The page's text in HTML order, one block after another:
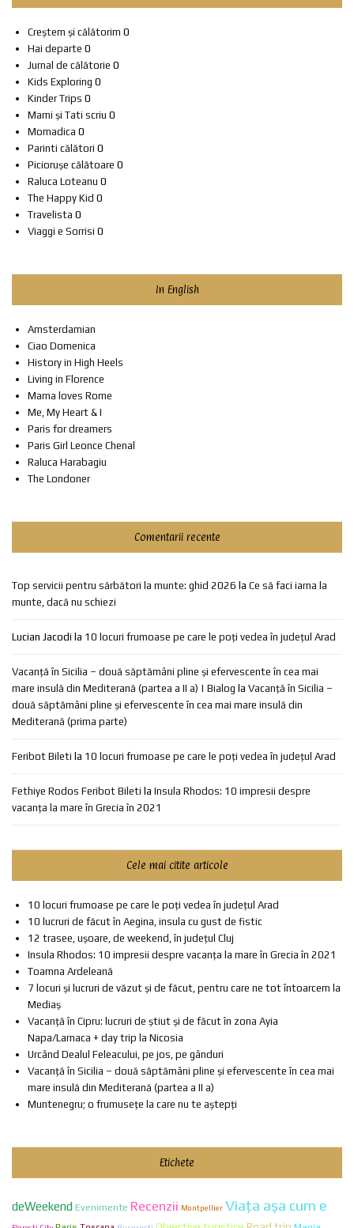
Creștem și călătorim 0
Hai departe 0
Jurnal de călătorie 0
Kids Exploring 0
Kinder Trips 0
Mami și Tati scriu 0
Momadica 0
Parinti călători 0
Piciorușe călătoare 0
Raluca Loteanu 0
The Happy Kid 0
Travelista 0
Viaggi e Sorrisi 0
In English
Amsterdamian
Ciao Domenica
History in High Heels
Living in Florence
Mama loves Rome
Me, My Heart & I
Paris for dreamers
Paris Girl Leonce Chenal
Raluca Harabagiu
The Londoner
Comentarii recente
Top servicii pentru sărbători la munte: ghid 2026 la Ce să faci iarna la
munte, dacă nu schiezi
Lucian Jacodi la 10 locuri frumoase pe care le poți vedea în județul Arad
Vacanță în Sicilia – două săptămâni pline și efervescente în cea mai
mare insulă din Mediterană (partea a II a) | Bialog la Vacanță în Sicilia –
două săptămâni pline și efervescente în cea mai mare insulă din
Mediterană (prima parte)
Feribot Bileti la 10 locuri frumoase pe care le poți vedea în județul Arad
Fethiye Rodos Feribot Bileti la Insula Rhodos: 10 impresii despre
vacanța la mare în Grecia în 2021
Cele mai citite articole
10 locuri frumoase pe care le poți vedea în județul Arad
10 lucruri de făcut în Aegina, insula cu gust de fistic
12 trasee, ușoare, de weekend, în județul Cluj
Insula Rhodos: 10 impresii despre vacanța la mare în Grecia în 2021
Toamna Ardeleană
7 locuri și lucruri de văzut și de făcut, pentru care ne tot întoarcem la
Mediaș
Vacanță în Cipru: lucruri de știut și de făcut în zona Ayia
Napa/Larnaca + day trip la Nicosia
Urcând Dealul Feleacului, pe jos, pe gânduri
Vacanță în Sicilia – două săptămâni pline și efervescente în cea mai
mare insulă din Mediterană (partea a II a)
Muntenegru; o frumusețe la care nu te aștepți
Etichete
deWeekend Evenimente Recenzii Montpellier Viaţa aşa cum e